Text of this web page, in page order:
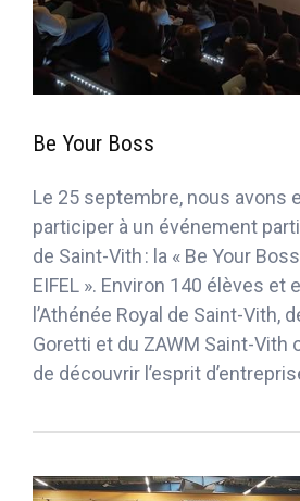
Be Your Boss
Le 25 septembre, nous avons
participer à un événement
de Saint-Vith : la « Be Your
EIFEL ». Environ 140 élèves et
l’Athénée Royal de Saint-Vith,
Goretti et du ZAWM Saint-Vith
de découvrir l’esprit